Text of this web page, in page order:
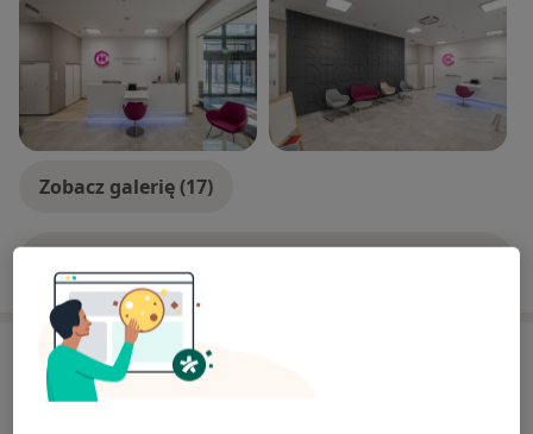
Park).
Zobacz galerię (17)
Aktualności
lek. Ewa Wesołowska - Szepietowska